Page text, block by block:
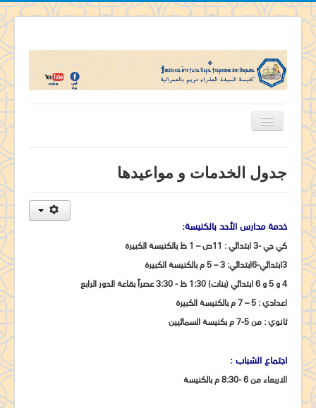
تاريخ كنيستنا
قديسى الكنيسة
منشآت الكنيسة
خدمات الكنيسة
تفاسير ومسابقات
جدول الخدمات الطقسية
جاليرى
جدول الخدمات و مواعيدها
خدمة مدارس الأحد بالكنيسة:
كي جي -3 ابتدائي : 11ص – 1 ظ بالكنيسة الكبيرة
3ابتدائي-6ابتدائي: 3 – 5 م بالكنيسة الكبيرة
4 و 5 و 6 ابتدائي (بنات) 1:30 ظ - 3:30 عصراً بقاعة الدور الرابع
اعدادي : 5 – 7 م بالكنيسة الكبيرة
ثانوي : من 5-7 م بكنيسة السمائيين
اجتماع الشباب :
الاربعاء من 6 -8:30 م بالكنيسة